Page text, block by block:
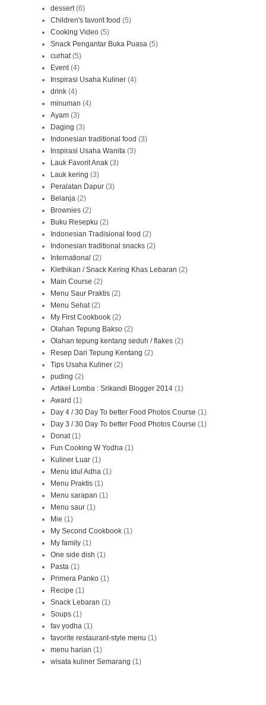
dessert (6)
Children's favorit food (5)
Cooking Video (5)
Snack Pengantar Buka Puasa (5)
curhat (5)
Event (4)
Inspirasi Usaha Kuliner (4)
drink (4)
minuman (4)
Ayam (3)
Daging (3)
Indonesian traditional food (3)
Inspirasi Usaha Wanita (3)
Lauk Favorit Anak (3)
Lauk kering (3)
Peralatan Dapur (3)
Belanja (2)
Brownies (2)
Buku Resepku (2)
Indonesian Tradisional food (2)
Indonesian traditional snacks (2)
International (2)
Klethikan / Snack Kering Khas Lebaran (2)
Main Course (2)
Menu Saur Praktis (2)
Menu Sehat (2)
My First Cookbook (2)
Olahan Tepung Bakso (2)
Olahan tepung kentang seduh / flakes (2)
Resep Dari Tepung Kentang (2)
Tips Usaha Kuliner (2)
puding (2)
Artikel Lomba : Srikandi Blogger 2014 (1)
Award (1)
Day 4 / 30 Day To better Food Photos Course (1)
Day 3 / 30 Day To better Food Photos Course (1)
Donat (1)
Fun Cooking W Yodha (1)
Kuliner Luar (1)
Menu Idul Adha (1)
Menu Praktis (1)
Menu sarapan (1)
Menu saur (1)
Mie (1)
My Second Cookbook (1)
My family (1)
One side dish (1)
Pasta (1)
Primera Panko (1)
Recipe (1)
Snack Lebaran (1)
Soups (1)
fav yodha (1)
favorite restaurant-style menu (1)
menu harian (1)
wisata kuliner Semarang (1)